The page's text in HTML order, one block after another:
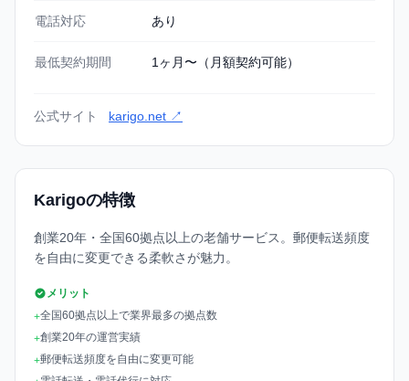
電話対応 あり
最低契約期間 1ヶ月〜（月額契約可能）
公式サイト karigo.net ↗
Karigoの特徴
創業20年・全国60拠点以上の老舗サービス。郵便転送頻度
を自由に変更できる柔軟さが魅力。
メリット
+全国60拠点以上で業界最多の拠点数
+創業20年の運営実績
+郵便転送頻度を自由に変更可能